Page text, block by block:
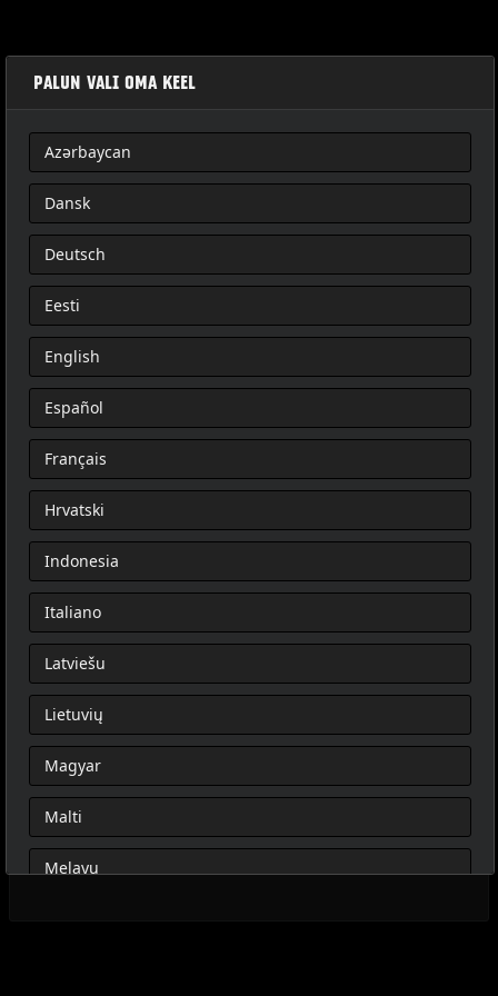
XL-SOZIUSSITZ
PALUN VALI OMA KEEL
Azərbaycan
Dansk
Deutsch
Eesti
English
Español
Français
Hrvatski
Indonesia
Italiano
Latviešu
Lietuvių
Magyar
Malti
Melayu